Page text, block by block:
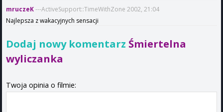
mruczeK---ActiveSupport::TimeWithZone 2002, 21:04
Najlepsza z wakacyjnych sensacji
Dodaj nowy komentarz Śmiertelna
wyliczanka
Twoja opinia o filmie: